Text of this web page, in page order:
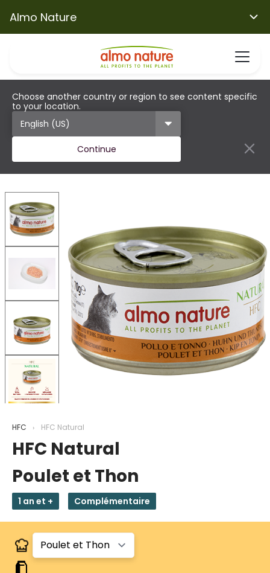
Almo Nature
Choose another country or region to see content specific
to your location.
Continue
HFC HFC Natural
HFC Natural
Poulet et Thon
1 an et + Complémentaire